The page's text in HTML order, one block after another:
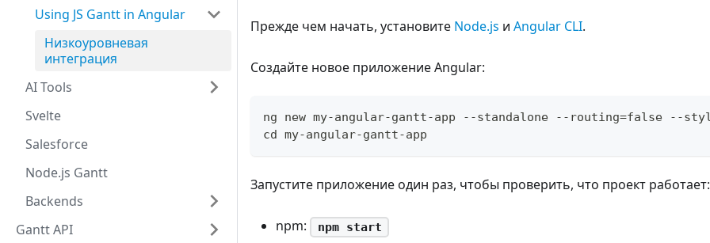
Using JS Gantt in Angular
Низкоуровневая
интеграция
AI Tools
Svelte
Salesforce
Node.js Gantt
Backends
Gantt API
Прежде чем начать, установите Node.js и Angular CLI.
Создайте новое приложение Angular:
ng new my-angular-gantt-app --standalone --routing=false --
cd my-angular-gantt-app
Запустите приложение один раз, чтобы проверить, что проект работает:
npm: npm start